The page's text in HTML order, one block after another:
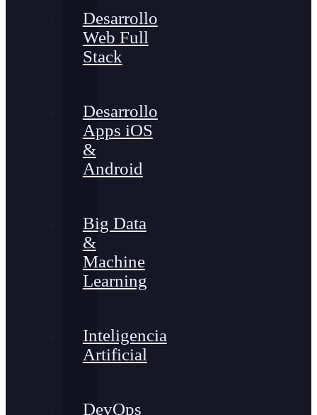
Desarrollo
Web Full
Stack
Desarrollo
Apps iOS
&
Android
Big Data
&
Machine
Learning
Inteligencia
Artificial
DevOps